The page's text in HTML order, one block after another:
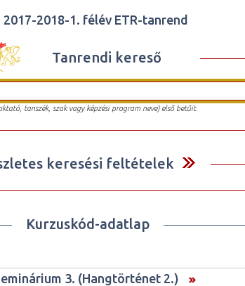
2017-2018-1. félév ETR-tanrend
Tanrendi kereső
tanszék, szak vagy képzési program neve) első betűit.
keresési feltételek
Kurzuskód-adatlap
3. (Hangtörténet 2.)